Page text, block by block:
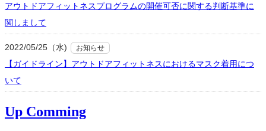
アウトドアフィットネスプログラムの開催可否に関する判断基準に
関しまして
2022/05/25（水) お知らせ
【ガイドライン】アウトドアフィットネスにおけるマスク着用につ
いて
Up Comming